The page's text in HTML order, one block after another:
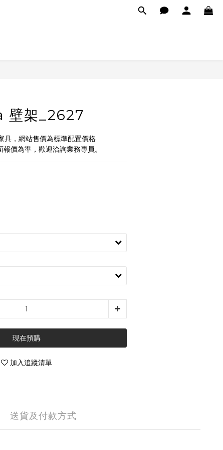
架_2627
，網站售價為標準配置價格
價為準，歡迎洽詢業務專員。
現在預購
加入追蹤清單
送貨及付款方式